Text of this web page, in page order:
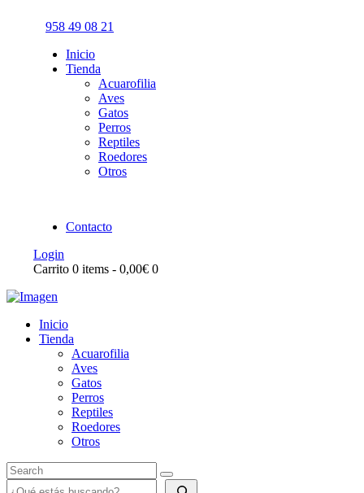
958 49 08 21
Inicio
Tienda
Acuarofilia
Aves
Gatos
Perros
Reptiles
Roedores
Otros
Contacto
Login
Carrito 0 items - 0,00€ 0
Inicio
Tienda
Acuarofilia
Aves
Gatos
Perros
Reptiles
Roedores
Otros
Buscar